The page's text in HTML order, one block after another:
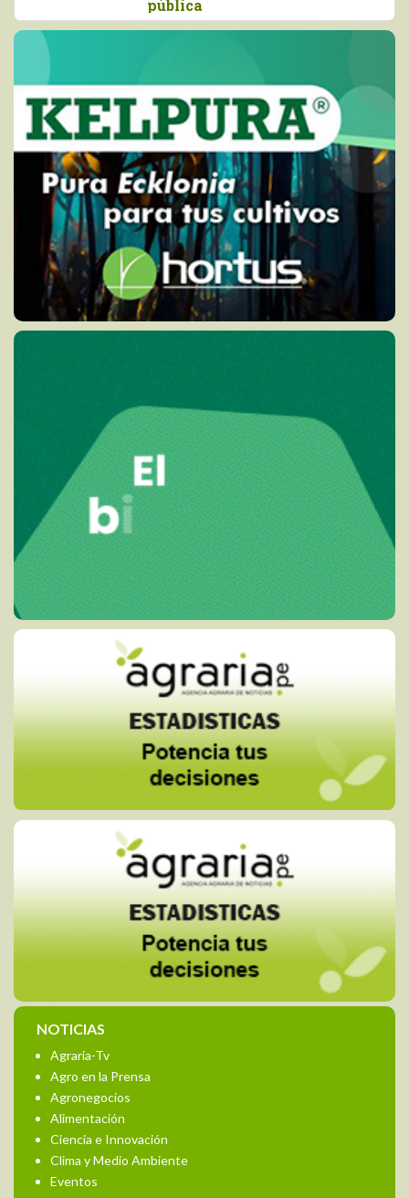
NOTICIAS
Agraria-Tv
Agro en la Prensa
Agronegocios
Alimentación
Ciencia e Innovación
Clima y Medio Ambiente
Eventos